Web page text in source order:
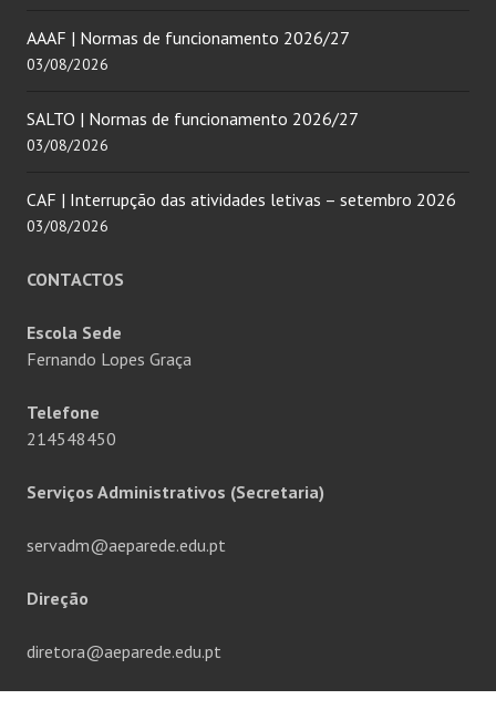
AAAF | Normas de funcionamento 2026/27
03/08/2026
SALTO | Normas de funcionamento 2026/27
03/08/2026
CAF | Interrupção das atividades letivas – setembro 2026
03/08/2026
CONTACTOS
Escola Sede
Fernando Lopes Graça
Telefone
214548450
Serviços Administrativos (Secretaria)
servadm@aeparede.edu.pt
Direção
diretora@aeparede.edu.pt